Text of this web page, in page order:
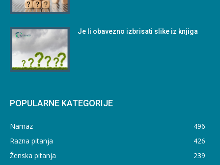
Je li obavezno izbrisati slike iz knjiga
POPULARNE KATEGORIJE
Namaz
496
Razna pitanja
426
Ženska pitanja
239